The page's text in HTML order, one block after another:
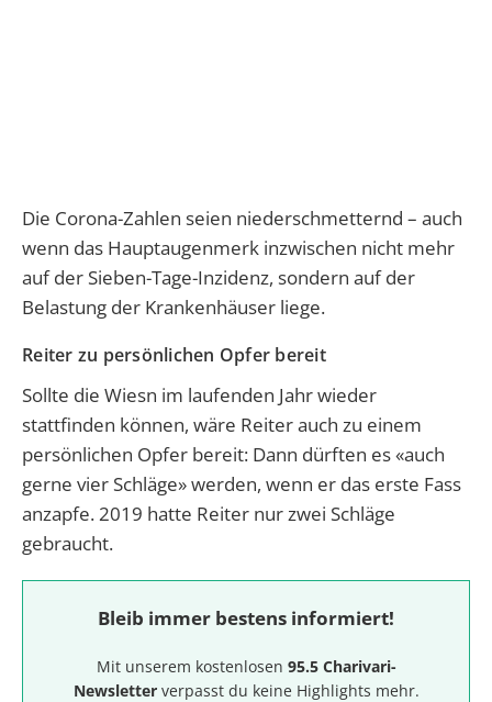
Die Corona-Zahlen seien niederschmetternd – auch
wenn das Hauptaugenmerk inzwischen nicht mehr
auf der Sieben-Tage-Inzidenz, sondern auf der
Belastung der Krankenhäuser liege.
Reiter zu persönlichen Opfer bereit
Sollte die Wiesn im laufenden Jahr wieder
stattfinden können, wäre Reiter auch zu einem
persönlichen Opfer bereit: Dann dürften es «auch
gerne vier Schläge» werden, wenn er das erste Fass
anzapfe. 2019 hatte Reiter nur zwei Schläge
gebraucht.
Bleib immer bestens informiert!
Mit unserem kostenlosen 95.5 Charivari-
Newsletterverpasst du keine Highlights mehr.